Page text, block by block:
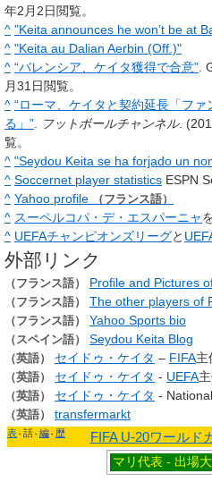
年2月2日閲覧。
^ "Keita announces he won’t be at
^ "Keita au Dalian Aerbin (Off.)"
^ “バレンシア、ケイタ獲得で合意” .
月31日閲覧。
^ “ローマ、ケイタと契約延長「フ
る」”
フットボールチャンネル.
覧。
^ "Seydou Keita se ha forjado un
^ Soccernet player statistics ESPN
^ Yahoo profile （フランス語）
^ スーペルコパ・デ・エスパーニャ
^ UEFAチャンピオンズリーグと
外部リンク
（フランス語） Profile and Pictures
（フランス語） The other players of
（フランス語） Yahoo Sports bio
（スペイン語） Seydou Keita Blog
（英語） セイドゥ・ケイタ – FIFA主
（英語） セイドゥ・ケイタ - UEFA
（英語） セイドゥ・ケイタ -
（英語）
transfermarkt
表 話 編 歴 FIFA U-20ワールド
マリ代表 - 出場